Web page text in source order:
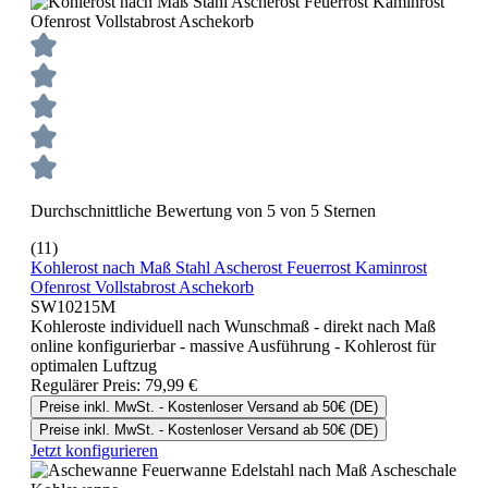
Durchschnittliche Bewertung von 5 von 5 Sternen
(11)
Kohlerost nach Maß Stahl Ascherost Feuerrost Kaminrost
Ofenrost Vollstabrost Aschekorb
SW10215M
Kohleroste individuell nach Wunschmaß - direkt nach Maß
online konfigurierbar - massive Ausführung - Kohlerost für
optimalen Luftzug
Regulärer Preis: 79,99 €
Preise inkl. MwSt. - Kostenloser Versand ab 50€ (DE)
Preise inkl. MwSt. - Kostenloser Versand ab 50€ (DE)
Jetzt konfigurieren